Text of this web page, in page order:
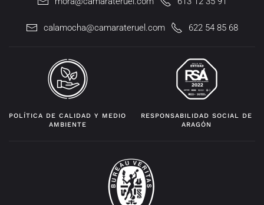
calamocha@camarateruel.com 622 54 85 68
POLÍTICA DE CALIDAD Y MEDIO
AMBIENTE
RESPONSABILIDAD SOCIAL DE
ARAGÓN